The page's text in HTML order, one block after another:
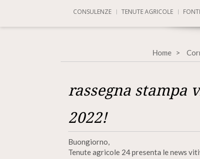
CONSULENZE TENUTE AGRICOLE
Home
rassegna stampa
2022!
Buongiorno,
Tenute agricole 24 presenta le news